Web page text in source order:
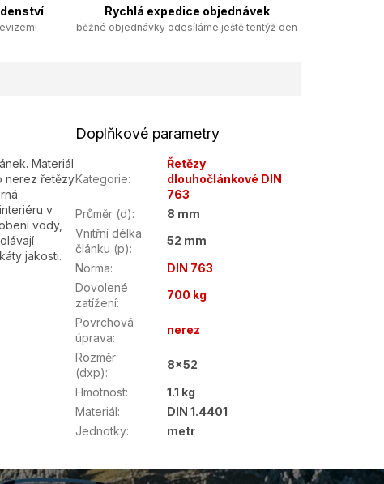
Rychlá expedice objednávek
běžné objednávky odesíláme ještě tentýž den
Materiál
nerez řetězy
v
vody,
jakosti.
Doplňkové parametry
Kategorie:
Řetězy
dlouhočlánkové DIN
763
Průměr (d):
8 mm
Vnitřní délka
článku (p):
52 mm
Norma:
DIN 763
Dovolené
zatížení:
700 kg
Povrchová
úprava:
nerez
Rozměr
(dxp):
8x52
Hmotnost:
1.1 kg
Materiál:
DIN 1.4401
Jednotky: metr